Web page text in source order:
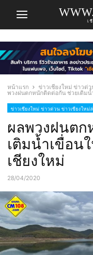
เ
หน้าแรก ข่าวเชียงใหม่ ข่าวด่
พวงฝนตกหนักติดต่อกัน ช่วยเติมน้
ข่าวเชียงใหม่ ข่าวด่วน ข่าวเชียงใหม่
ผลพวงฝนต
เติมน้ำเขื่อน
เชียงใหม่
28/04/2020